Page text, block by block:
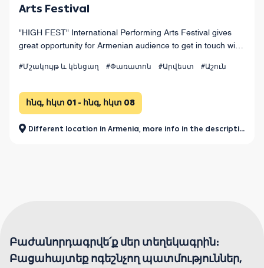
Arts Festival
"HIGH FEST" International Performing Arts Festival gives
great opportunity for Armenian audience to get in touch with
#Մշակույթ և կենցաղ #Փառատոն #Արվեստ #Աշուն
հնգ, հկտ 01 - հնգ, հկտ 08
Different location in Armenia, more info in the description.
Բաժանորդագրվե՛ք մեր տեղեկագրին։
Բացահայտեք ոգեշնչող պատմություններ,